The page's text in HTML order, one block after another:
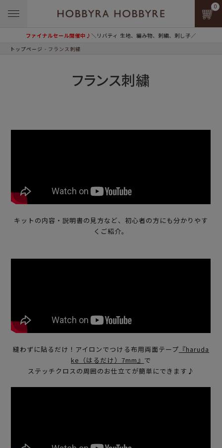
ファイナルセール開催中♪＼リバティ 生地、編み物、刺繍、刺し子／
0
トップページ フランス刺繍
フランス刺繍
キットの内容・説明書の見方など、初心者の方にも分かりやす
くご紹介。
縫わずに貼るだけ！アイロンでつける布用両面テープ 『haruda
ke（はるだけ）7mm』 で
ステッチクロスの周囲のお仕立てが簡単にできます♪